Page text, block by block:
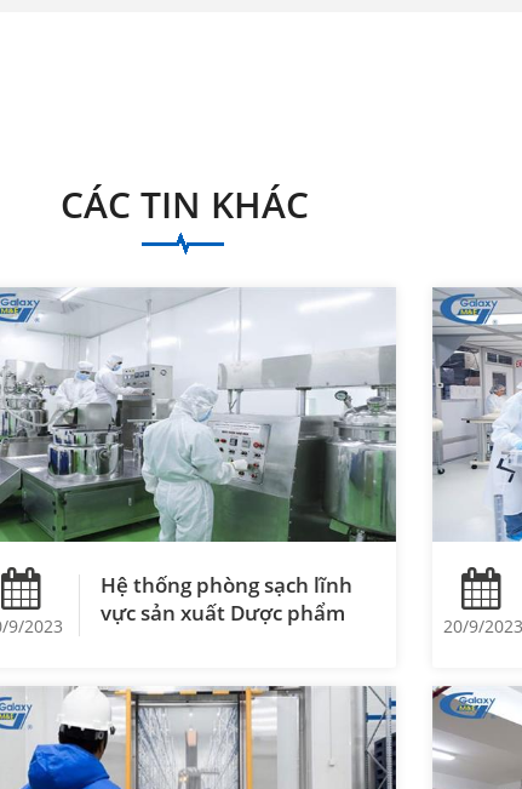
CÁC TIN KHÁC
9/2023
Hệ thống phòng sạch lĩnh
vực sản xuất Dược phẩm
20/9/2023